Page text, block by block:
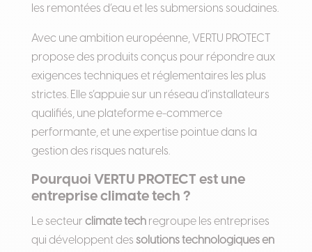
les remontées d’eau et les submersions soudaines.
Avec une ambition européenne, VERTU PROTECT
propose des produits conçus pour répondre aux
exigences techniques et réglementaires les plus
strictes. Elle s’appuie sur un réseau d’installateurs
qualifiés, une plateforme e-commerce
performante, et une expertise pointue dans la
gestion des risques naturels.
Pourquoi VERTU PROTECT est une
entreprise climate tech ?
Le secteur climate techregroupe les entreprises
qui développent des solutions technologiques en